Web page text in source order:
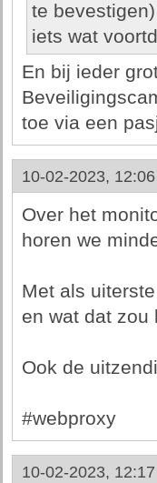
te
iets wat
En bij ieder
toe via een
10-02-2023,
Over het
horen we
Met als
en wat dat zou
Ook de
#webproxy
10-02-2023,